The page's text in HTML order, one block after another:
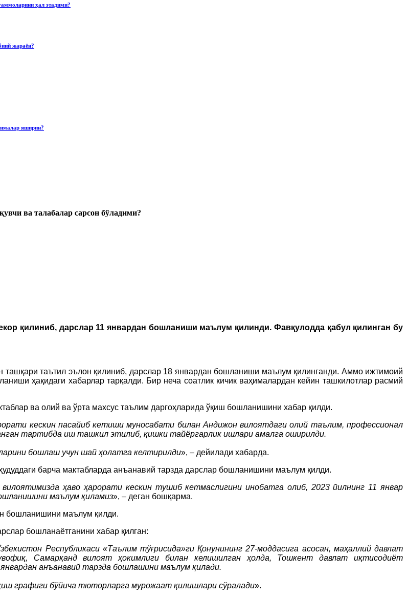
ҳал этадими?
жараён?
яширин?
ва талабалар сарсон бўладими?
қилиниб, дарслар 11 январдан бошланиши маълум қилинди. Фавқулодда қабул қилинган бу
ташқари таътил эълон қилиниб, дарслар 18 январдан бошланиши маълум қилинганди. Аммо ижтимоий
ҳақидаги хабарлар тарқалди. Бир неча соатлик кичик ваҳималардан кейин ташкилотлар расмий
ва олий ва ўрта махсус таълим даргоҳларида ўқиш бошланишини хабар қилди.
кескин пасайиб кетиши муносабати билан Андижон вилоятдаги олий таълим, профессионал
тартибда иш ташкил этилиб, қишки тайёргарлик ишлари амалга оширилди.
бошлаш учун шай ҳолатга келтирилди», – дейилади хабарда.
барча мактабларда анъанавий тарзда дарслар бошланишини маълум қилди.
ҳаво ҳарорати кескин тушиб кетмаслигини инобатга олиб, 2023 йилнинг 11 январ
маълум қиламиз», – деган бошқарма.
бошланишини маълум қилди.
бошланаётганини хабар қилган:
Республикаси «Таълим тўғрисида»ги Қонунининг 27-моддасига асосан, маҳаллий давлат
Самарқанд вилоят ҳокимлиги билан келишилган ҳолда, Тошкент давлат иқтисодиёт
анъанавий тарзда бошлашини маълум қилади.
графиги бўйича тюторларга мурожаат қилишлари сўралади».